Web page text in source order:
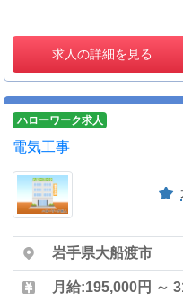
求人の詳細を見る
ハローワーク求人
電気工事
岩手県大船渡市
月給:195,000円 ～